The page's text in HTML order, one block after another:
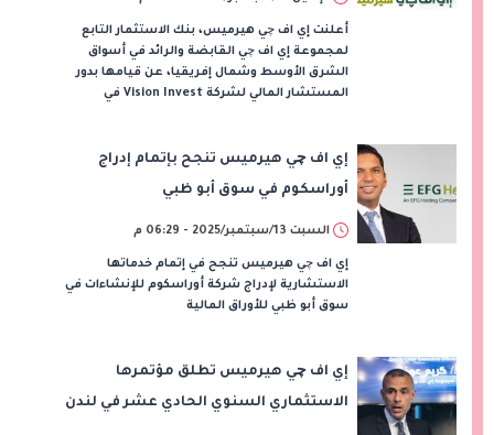
أعلنت إي اف چي هيرميس، بنك الاستثمار التابع
لمجموعة إي اف چي القابضة والرائد في أسواق
الشرق الأوسط وشمال إفريقيا، عن قيامها بدور
المستشار المالي لشركة Vision Invest في
إي اف چي هيرميس تنجح بإتمام إدراج
أوراسكوم في سوق أبو ظبي
السبت 13/سبتمبر/2025 - 06:29 م
إي اف چي هيرميس تنجح في إتمام خدماتها
الاستشارية لإدراج شركة أوراسكوم للإنشاءات في
سوق أبو ظبي للأوراق المالية
إي اف چي هيرميس تطلق مؤتمرها
الاستثماري السنوي الحادي عشر في لندن